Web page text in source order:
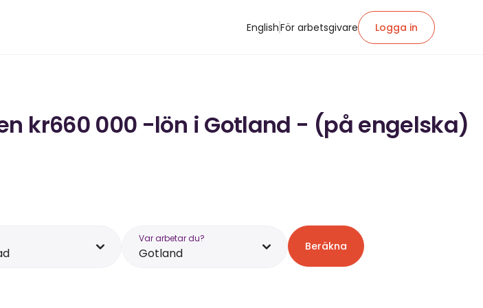
EnglishFör arbetsgivare Logga in
kr660 000 -lön i Gotland - (på engelska)
Var arbetar du?
Gotland Beräkna